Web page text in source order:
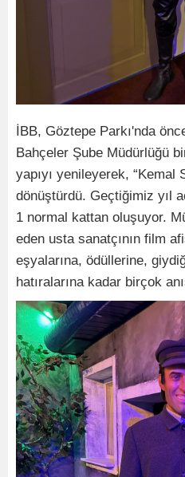
İBB, Göztepe Parkı'nda
Bahçeler Şube Müdürlüğü
yapıyı yenileyerek, “Kemal
dönüştürdü. Geçtiğimiz yıl
1 normal kattan oluşuyor.
eden usta sanatçının film
eşyalarına, ödüllerine,
hatıralarına kadar birçok